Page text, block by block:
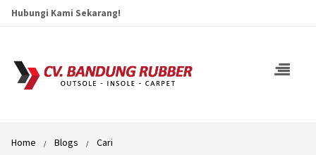
Hubungi Kami Sekarang!
Home Blogs Cari